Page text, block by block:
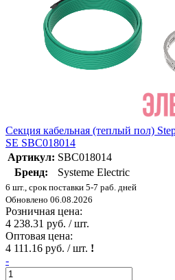
Секция кабельная (теплый пол)
SE SBC018014
Артикул: SBC018014
Бренд:
Systeme Electric
6 шт., срок поставки 5-7 раб. дней
Обновлено 06.08.2026
Розничная цена:
4 238.31 руб. / шт.
Оптовая цена:
4 111.16 руб. / шт. !
-